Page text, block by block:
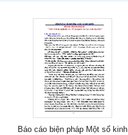
Báo cáo biện pháp Một số kinh